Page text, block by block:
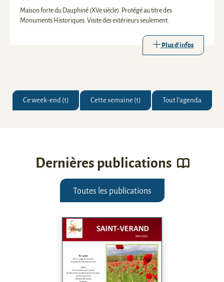
Maison forte du Dauphiné (XVe siècle). Protégé au titre des
Monuments Historiques. Visite des extérieurs seulement.
Plus d'infos
Ce week-end (1) Cette semaine (1) Tout l'agenda
Dernières publications
Toutes les publications